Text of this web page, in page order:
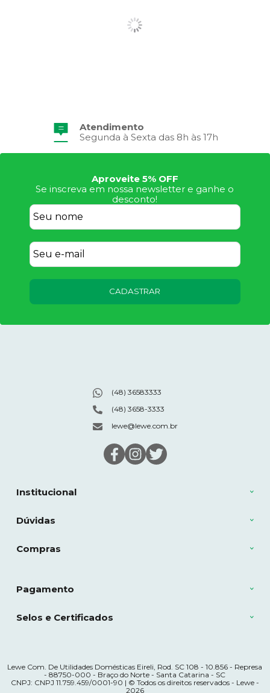
Atendimento
Segunda à Sexta das 8h às 17h
Aproveite 5% OFF
Se inscreva em nossa newsletter e ganhe o
desconto!
CADASTRAR
Institucional
Dúvidas
Compras
(48) 36583333
(48) 3658-3333
lewe@lewe.com.br
Pagamento
Selos e Certificados
Lewe Com. De Utilidades Domésticas Eireli, Rod. SC 108 - 10.856 - Represa
- 88750-000 - Braço do Norte - Santa Catarina - SC
CNPJ: CNPJ 11.759.459/0001-90 | © Todos os direitos reservados - Lewe -
2026